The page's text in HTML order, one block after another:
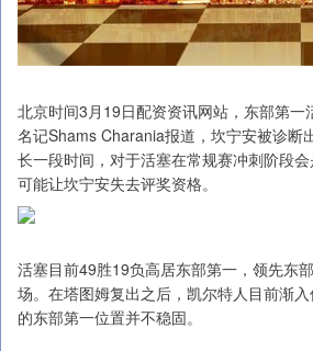
北京时间3月19日配资资讯网站，东部第一
名记Shams Charania报道，坎宁安被诊断
长一段时间，对于活塞在常规赛冲刺阶段
可能让坎宁安失去评奖资格。
活塞目前49胜19负高居东部第一，领先东
场。在塔图姆复出之后，凯尔特人目前渐
的东部第一位置并不稳固。